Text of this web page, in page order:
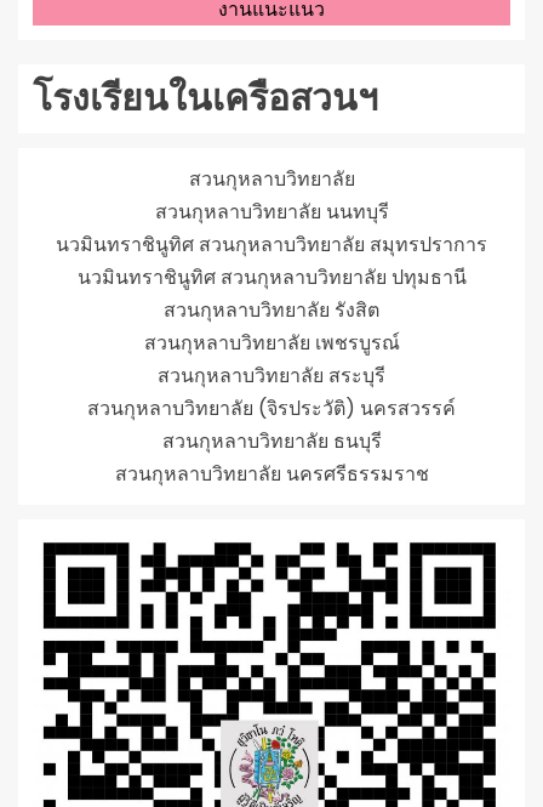
งานแนะแนว
โรงเรียนในเครือสวนฯ
สวนกุหลาบวิทยาลัย
สวนกุหลาบวิทยาลัย นนทบุรี
นวมินทราชินูทิศ สวนกุหลาบวิทยาลัย สมุทรปราการ
นวมินทราชินูทิศ สวนกุหลาบวิทยาลัย ปทุมธานี
สวนกุหลาบวิทยาลัย รังสิต
สวนกุหลาบวิทยาลัย เพชรบูรณ์
สวนกุหลาบวิทยาลัย สระบุรี
สวนกุหลาบวิทยาลัย (จิรประวัติ) นครสวรรค์
สวนกุหลาบวิทยาลัย ธนบุรี
สวนกุหลาบวิทยาลัย นครศรีธรรมราช